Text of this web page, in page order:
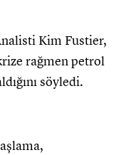
Kim Fustier,
rağmen petrol
söyledi.